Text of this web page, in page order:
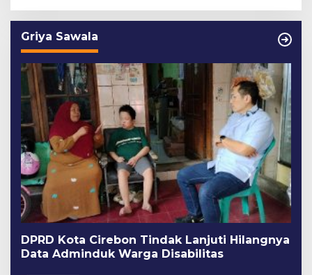
Griya Sawala
DPRD Kota Cirebon Tindak Lanjuti Hilangnya
Data Adminduk Warga Disabilitas